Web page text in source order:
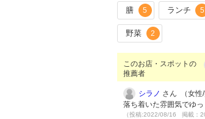
膳 5 ランチ 5
野菜 2
このお店・スポットの
推薦者
シラノ さん （女性/
落ち着いた雰囲気でゆ
（投稿:2022/08/16 掲載：